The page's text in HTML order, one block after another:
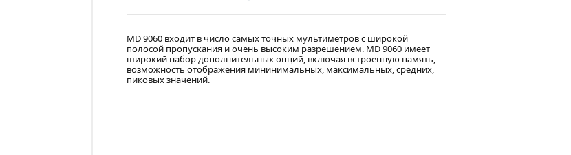
MD 9060 входит в число самых точных мультиметров с широкой
полосой пропускания и очень высоким разрешением. MD 9060 имеет
широкий набор дополнительных опций, включая встроенную память,
возможность отображения мининимальных, максимальных, средних,
пиковых значений.